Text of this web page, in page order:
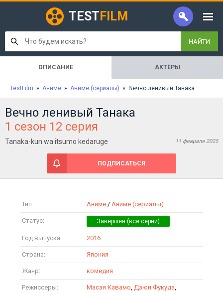
TEST FILM
НАЙТИ
ОПИСАНИЕ АКТЁРЫ
TestFilm » Аниме » Аниме (сериалы) » Вечно ленивый Танака
Вечно ленивый Танака
1 сезон 12 серия
Tanaka-kun wa itsumo kedaruge 11 февраля 2025
ПОДПИСАТЬСЯ
Тип: Аниме / Аниме (сериалы)
Статус:
Год выпуска: 2016
Страна: Япония
Жанр: комедия
Режиссеры: Масая Кавамо, Дзюн Фукуда,